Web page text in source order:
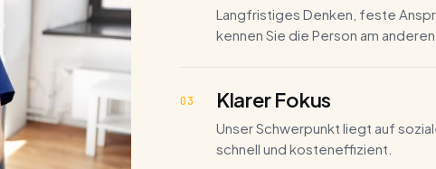
Langfristiges Denken, feste
kennen Sie die Person am anderen
03 Klarer Fokus
Unser Schwerpunkt liegt auf
schnell und kosten­effizient.